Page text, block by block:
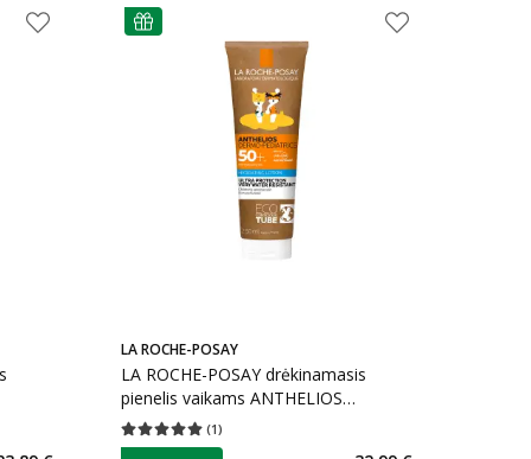
patarimas
LA ROCHE-POSAY
LA ROCHE-POSAY drėkinamasis
pienelis vaikams ANTHELIOS
DERMO-PEDIATRICS, SPF 50+, 250
ml
(1)
Vidutinis įvertinimas 5.00